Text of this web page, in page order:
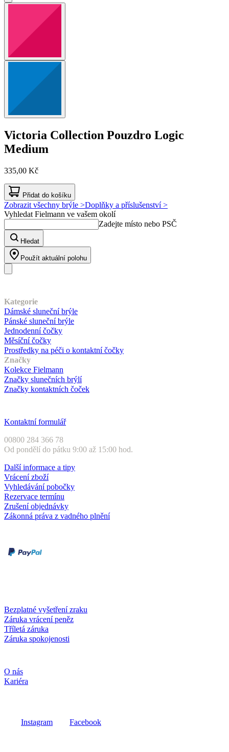
Victoria Collection Pouzdro Logic
Medium
335,00 Kč
Přidat do košíku
Zobrazit všechny brýle >Doplňky a příslušenství >
Vyhledat Fielmann ve vašem okolí
Zadejte místo nebo PSČ
Hledat
Použít aktuální polohu
Kategorie
Dámské sluneční brýle
Pánské sluneční brýle
Jednodenní čočky
Měsíční čočky
Prostředky na péči o kontaktní čočky
Značky
Kolekce Fielmann
Značky slunečních brýlí
Značky kontaktních čoček
Kontaktní formulář
00800 284 366 78
Od pondělí do pátku 9:00 až 15:00 hod.
Další informace a tipy
Vrácení zboží
Vyhledávání pobočky
Rezervace termínu
Zrušení objednávky
Zákonná práva z vadného plnění
Bezplatné vyšetření zraku
Záruka vrácení peněz
Tříletá záruka
Záruka spokojenosti
O nás
Kariéra
Instagram Facebook